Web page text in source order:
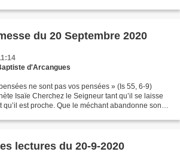
du 20 Septembre 2020
d'Arcangues
ne sont pas vos pensées » (Is 55, 6-9)
Isaïe Cherchez le Seigneur tant qu’il se laisse
qu’il est proche. Que le méchant abandonne son
lectures du 20-9-2020